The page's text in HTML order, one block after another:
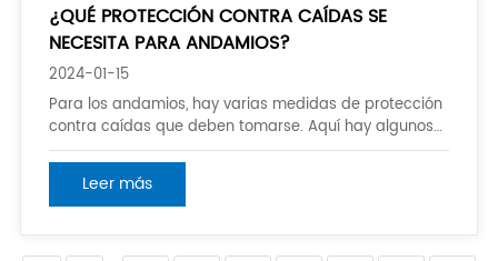
¿QUÉ PROTECCIÓN CONTRA CAÍDAS SE
NECESITA PARA ANDAMIOS?
2024-01-15
Para los andamios, hay varias medidas de protección
contra caídas que deben tomarse. Aquí hay algunos
ejemplos: 1. Use redes de seguridad o dispositivos de
captación para atrapar a los trabajadores que se
caen del andamio. 2. Instale barandillas y pasamanos
Leer más